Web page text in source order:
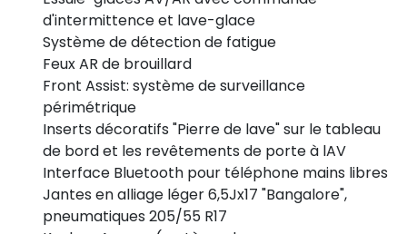
d'intermittence et lave-glace
Système de détection de fatigue
Feux AR de brouillard
Front Assist: système de surveillance
périmétrique
Inserts décoratifs "Pierre de lave" sur le tableau
de bord et les revêtements de porte à lAV
Interface Bluetooth pour téléphone mains libres
Jantes en alliage léger 6,5Jx17 "Bangalore",
pneumatiques 205/55 R17